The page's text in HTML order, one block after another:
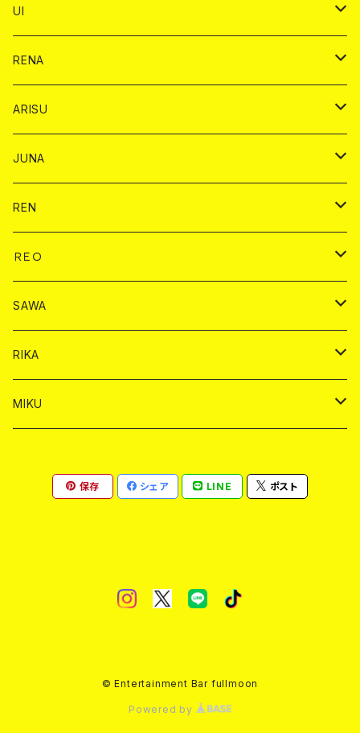
1ドリンク
シャンパン
1ドリンク
チップ
ドリンク
1ドリンク
ショット
UI
バイカ
ドリンク
シャンパン
ドリンク
チェキ
RENA
バイカ
ドリンク
ドリンク
ヤードグラス
チェキ
ARISU
バイカ
ドリンク
ドリンク
シャンパン
チェキ
JUNA
バイカ
ドリンク
シャンパン
ヤードグラス
チェキ
REN
バイカ
ドリンク
ショット
シャンパン
ヤードグラス
チェキ
ＲＥＯ
ドリンク
シャンパン
ショット
ヤードグラス
バイカ
チェキ
SAWA
ドリンク
シャンパン
バイカ
RIKA
ドリンク
MIKU
シャンパン
保存 シェア LINE ポスト
© Entertainment Bar fullmoon
Powered by